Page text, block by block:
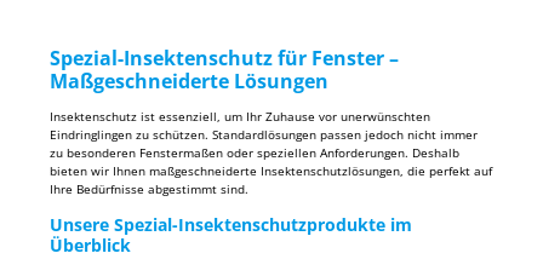
Spezial-Insektenschutz für Fenster –
Maßgeschneiderte Lösungen
Insektenschutz ist essenziell, um Ihr Zuhause vor unerwünschten
Eindringlingen zu schützen. Standardlösungen passen jedoch nicht immer
zu besonderen Fenstermaßen oder speziellen Anforderungen. Deshalb
bieten wir Ihnen maßgeschneiderte Insektenschutzlösungen, die perfekt auf
Ihre Bedürfnisse abgestimmt sind.
Unsere Spezial-Insektenschutzprodukte im
Überblick